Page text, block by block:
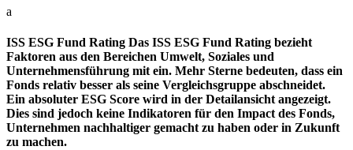
a
ISS ESG Fund Rating Das ISS ESG Fund Rating bezieht
Faktoren aus den Bereichen Umwelt, Soziales und
Unternehmensführung mit ein. Mehr Sterne bedeuten, dass ein
Fonds relativ besser als seine Vergleichsgruppe abschneidet.
Ein absoluter ESG Score wird in der Detailansicht angezeigt.
Dies sind jedoch keine Indikatoren für den Impact des Fonds,
Unternehmen nachhaltiger gemacht zu haben oder in Zukunft
zu machen.